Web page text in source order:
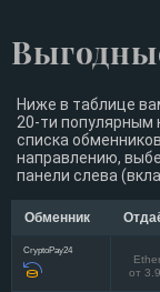
Ниже в таблице
20-ти популярным
списка
направлению,
панели слева
Обменник
CryptoPay24
от